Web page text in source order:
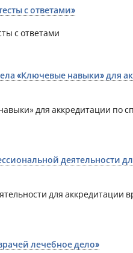
с ответами»
с ответами
«Ключевые навыки» для
для аккредитации по
деятельности
для аккредитации
лечебное дело»